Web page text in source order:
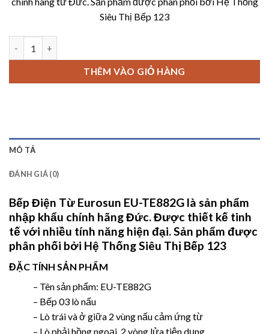
23,890,000 ₫.là:
Siêu Thị Bếp 123
THÊM VÀO GIỎ HÀNG
MÔ TẢ
ĐÁNH GIÁ (0)
Bếp Điện Từ Eurosun EU-TE882G là sản phẩm
nhập khẩu chính hãng Đức. Được thiết kế tinh
tế với nhiều tính năng hiện đại. Sản phẩm được
phân phối bởi Hệ Thống Siêu Thị Bếp 123
ĐẶC TÍNH SẢN PHẨM
– Tên sản phẩm: EU-TE882G
– Bếp 03 lò nấu
– Lò trái và ở giữa 2 vùng nấu cảm ứng từ
– Lò phải hồng ngoại, 2 vòng lửa tiện dụng